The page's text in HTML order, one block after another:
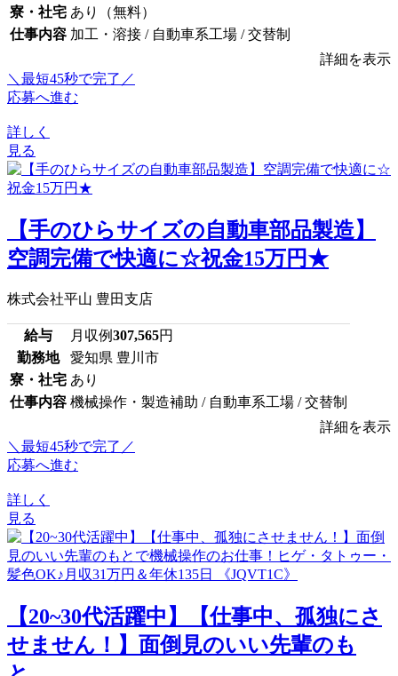
寮・社宅 あり（無料）
仕事内容 加工・溶接 / 自動車系工場 / 交替制
詳細を表示
＼最短45秒で完了／
応募へ進む
詳しく
見る
【手のひらサイズの自動車部品製造】
空調完備で快適に☆祝金15万円★
株式会社平山 豊田支店
給与 月収例307,565円
勤務地
愛知県 豊川市
寮・社宅 あり
仕事内容 機械操作・製造補助 / 自動車系工場 / 交替制
詳細を表示
＼最短45秒で完了／
応募へ進む
詳しく
見る
【20~30代活躍中】【仕事中、孤独にさ
せません！】面倒見のいい先輩のも